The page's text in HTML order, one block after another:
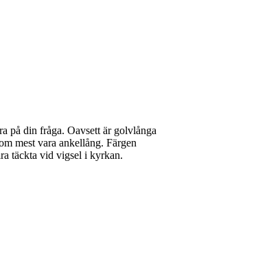
på din fråga. Oavsett är golvlånga
mest vara ankellång. Färgen
täckta vid vigsel i kyrkan.